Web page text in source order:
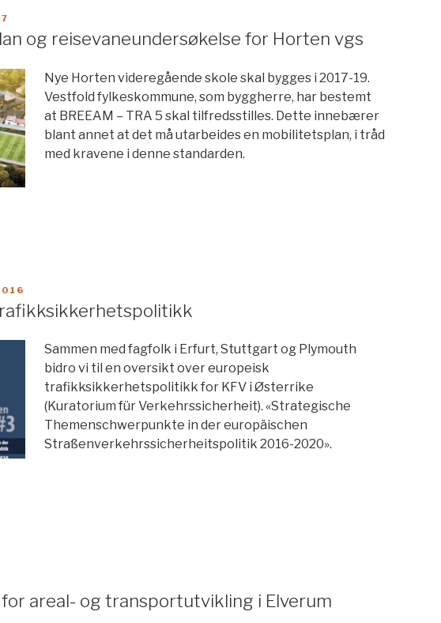
og reisevaneundersøkelse for Horten vgs
Nye Horten videregående skole skal bygges i 2017-19.
Vestfold fylkeskommune, som byggherre, har bestemt
at BREEAM – TRA 5 skal tilfredsstilles. Dette innebærer
blant annet at det må utarbeides en mobilitetsplan, i tråd
med kravene i denne standarden.
Sammen med fagfolk i Erfurt, Stuttgart og Plymouth
bidro vi til en oversikt over europeisk
trafikksikkerhetspolitikk for KFV i Østerrike
(Kuratorium für Verkehrssicherheit). «Strategische
Themenschwerpunkte in der europäischen
Straßenverkehrssicherheitspolitik 2016-2020».
areal- og transportutvikling i Elverum